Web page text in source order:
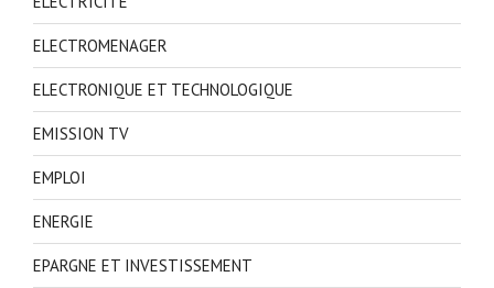
ELECTROMENAGER
ELECTRONIQUE ET TECHNOLOGIQUE
EMISSION TV
EMPLOI
ENERGIE
EPARGNE ET INVESTISSEMENT